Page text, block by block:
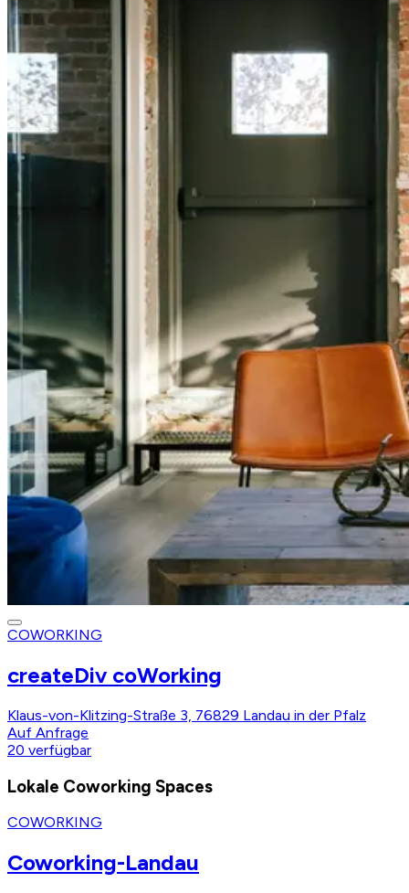
COWORKING
createDiv coWorking
Klaus-von-Klitzing-Straße 3, 76829 Landau in der Pfalz
Auf Anfrage
20 verfügbar
Lokale Coworking Spaces
COWORKING
Coworking-Landau